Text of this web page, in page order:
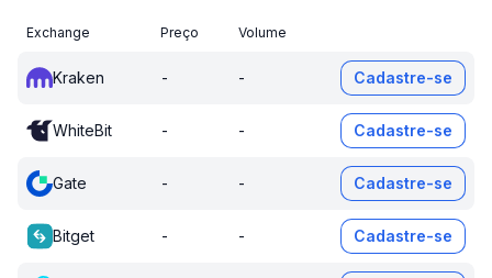
Exchange Preço Volume
Kraken - - Cadastre-se
WhiteBit - - Cadastre-se
Gate - - Cadastre-se
Bitget - - Cadastre-se